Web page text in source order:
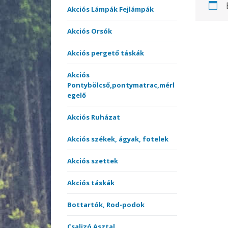
fotelek
Csónakmotorok
Elektromos kapásjelzők
Etetőanyag Szettek
Akciós Lámpák Fejlámpák
Akciós Orsók
Akciós pergető táskák
Akciós
Pontybölcső,pontymatrac,mérl
egelő
Akciós Ruházat
Akciós székek, ágyak, fotelek
Akciós szettek
Akciós táskák
Bottartók, Rod-podok